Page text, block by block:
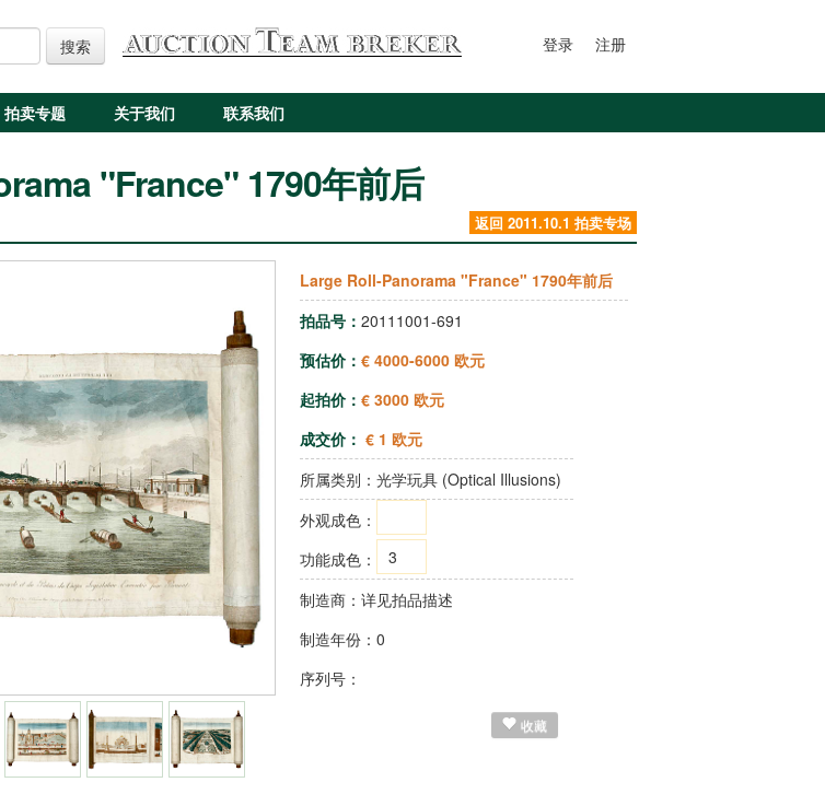
搜索 登录 注册
拍卖专题 关于我们 联系我们
"France" 1790年前后
返回 2011.10.1 拍卖专场
Large Roll-Panorama "France" 1790年前后
拍品号： 20111001-691
预估价： € 4000-6000 欧元
起拍价： € 3000 欧元
成交价： € 1 欧元
所属类别： 光学玩具 (Optical Illusions)
外观成色：
功能成色：
3
制造商：详见拍品描述
制造年份：0
序列号：
收藏